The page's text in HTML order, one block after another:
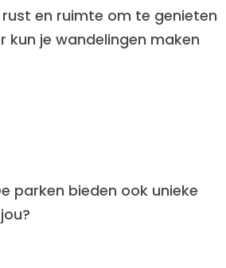
en ruimte om te genieten
kun je wandelingen maken
parken bieden ook unieke